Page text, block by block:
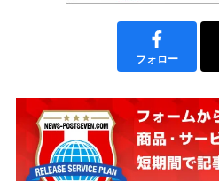
フォロー